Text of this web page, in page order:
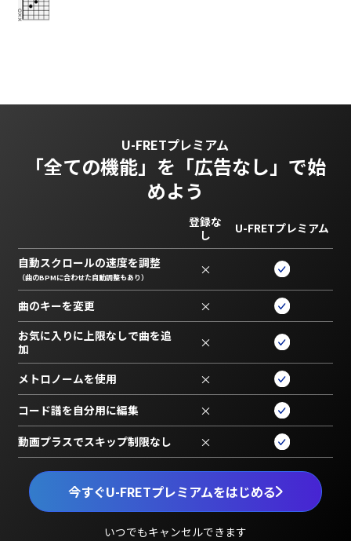
U-FRETプレミアム
「全ての機能」を 「広告なし」で始
めよう
今すぐU-FRETプレミアムをはじめる
いつでもキャンセルできます
登録な
し
U-FRETプレミアム
自動スクロールの速度を調整
（曲のBPMに合わせた自動調整もあり） ×
曲のキーを変更 ×
お気に入りに上限なしで曲を追
加
×
メトロノームを使用 ×
コード譜を自分用に編集 ×
動画プラスでスキップ制限なし ×